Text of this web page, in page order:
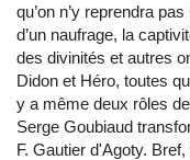
qu’on n’y reprendra
d’un naufrage, la
des divinités et autres
Didon et Héro, toutes
y a même deux rôles
Serge Goubiaud
F. Gautier d'Agoty.